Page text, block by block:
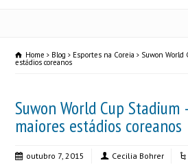
Home Blog Esportes na Coreia Suwon World
estádios coreanos
Suwon World Cup Stadium
maiores estádios coreanos
outubro 7, 2015 Cecilia Bohrer